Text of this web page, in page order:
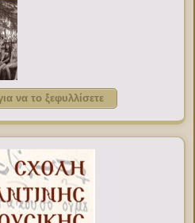
να το ξεφυλλίσετε